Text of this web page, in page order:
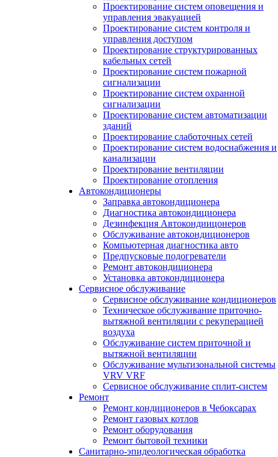
Проектирование систем оповещения и
управления эвакуацией
Проектирование систем контроля и
управления доступом
Проектирование структурированных
кабельных сетей
Проектирование систем пожарной
сигнализации
Проектирование систем охранной
сигнализации
Проектирование систем автоматизации
зданий
Проектирование слаботочных сетей
Проектирование систем водоснабжения и
канализации
Проектирование вентиляции
Проектирование отопления
Автокондиционеры
Заправка автокондиционера
Диагностика автокондиционера
Дезинфекция Автокондиицонеров
Обслуживание автокондиционеров
Компьютерная диагностика авто
Предпусковые подогреватели
Ремонт автокондиционера
Установка автокондиционера
Сервисное обслуживание
Сервисное обслуживание кондиционеров
Техническое обслуживание приточно-
вытяжной вентиляции с рекуперацией
воздуха
Обслуживание систем приточной и
вытяжной вентиляции
Обслуживание мультизональной системы
VRV VRF
Сервисное обслуживание сплит-систем
Ремонт
Ремонт кондиционеров в Чебоксарах
Ремонт газовых котлов
Ремонт оборудования
Ремонт бытовой техники
Санитарно-эпидеологическая обработка